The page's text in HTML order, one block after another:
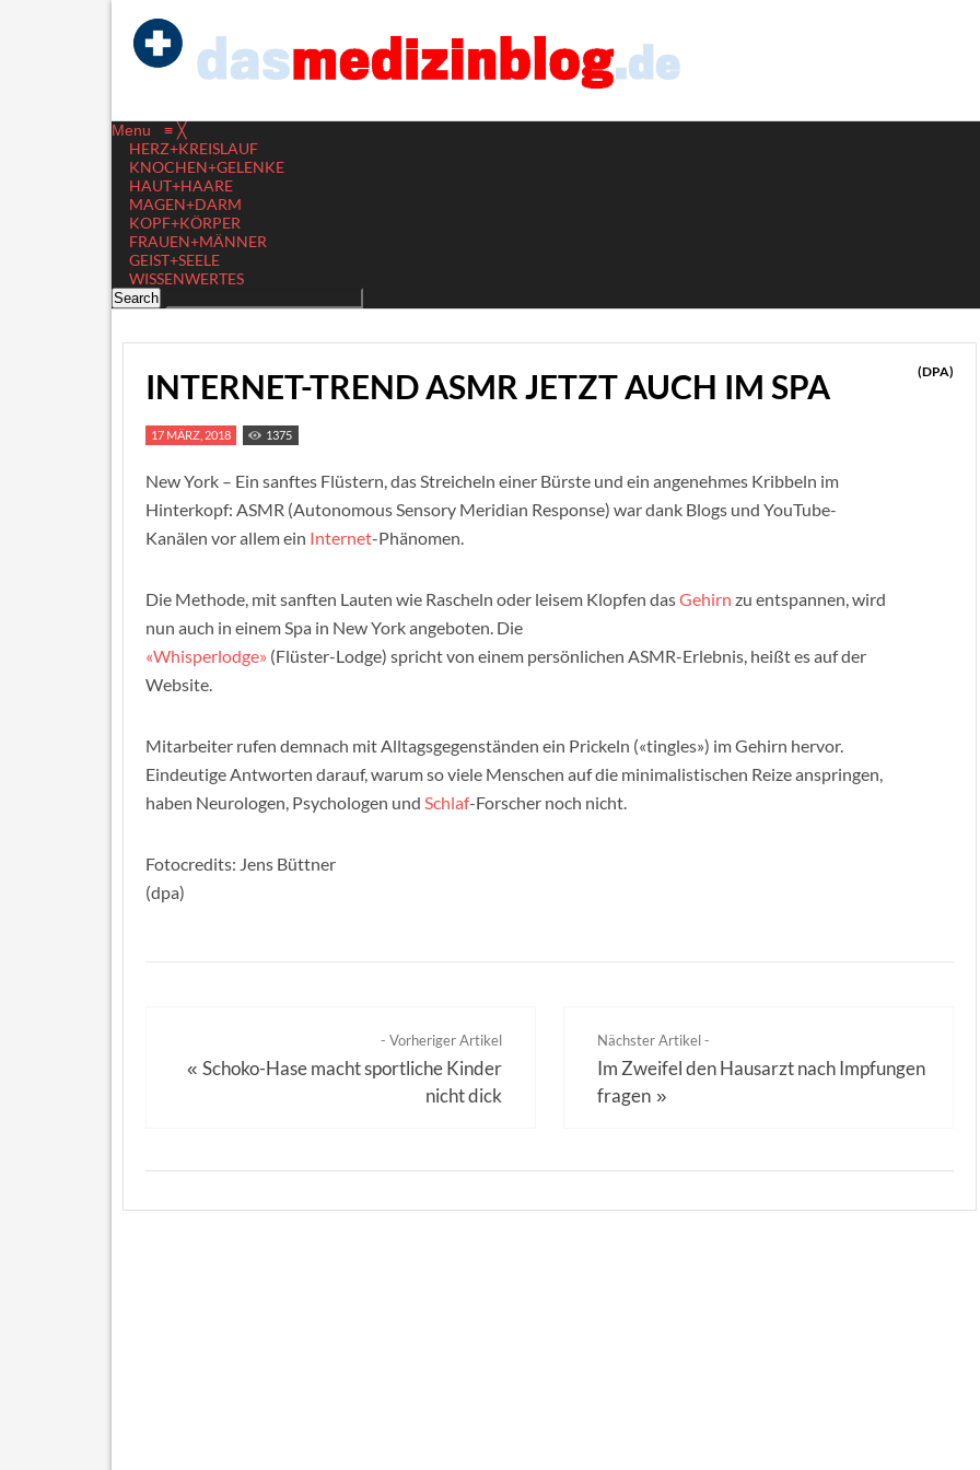
Menu ≡ ╳
HERZ+KREISLAUF
KNOCHEN+GELENKE
HAUT+HAARE
MAGEN+DARM
KOPF+KÖRPER
FRAUEN+MÄNNER
GEIST+SEELE
WISSENWERTES
INTERNET-TREND ASMR JETZT AUCH IM SPA (DPA)
17 MÄRZ, 2018 1375
New York – Ein sanftes Flüstern, das Streicheln einer Bürste und ein angenehmes Kribbeln im
Hinterkopf: ASMR (Autonomous Sensory Meridian Response) war dank Blogs und YouTube-
Kanälen vor allem ein Internet-Phänomen.
Die Methode, mit sanften Lauten wie Rascheln oder leisem Klopfen dasGehirn zu entspannen, wird
nun auch in einem Spa in New York angeboten. Die
«Whisperlodge» (Flüster-Lodge) spricht von einem persönlichen ASMR-Erlebnis, heißt es auf der
Website.
Mitarbeiter rufen demnach mit Alltagsgegenständen ein Prickeln («tingles») im Gehirn hervor.
Eindeutige Antworten darauf, warum so viele Menschen auf die minimalistischen Reize anspringen,
haben Neurologen, Psychologen und Schlaf-Forscher noch nicht.
Fotocredits: Jens Büttner
(dpa)
- Vorheriger Artikel
« Schoko-Hase macht sportliche Kinder
nicht dick
Nächster Artikel -
Im Zweifel den Hausarzt nach Impfungen
fragen »